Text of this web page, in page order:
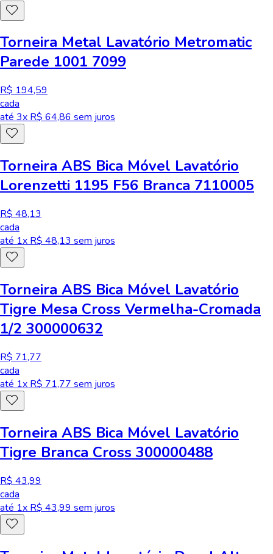
Torneira Metal Lavatório Metromatic
Parede 1001 7099
R$ 194,59
cada
até 3x R$ 64,86 sem juros
Torneira ABS Bica Móvel Lavatório
Lorenzetti 1195 F56 Branca 7110005
R$ 48,13
cada
até 1x R$ 48,13 sem juros
Torneira ABS Bica Móvel Lavatório
Tigre Mesa Cross Vermelha-Cromada
1/2 300000632
R$ 71,77
cada
até 1x R$ 71,77 sem juros
Torneira ABS Bica Móvel Lavatório
Tigre Branca Cross 300000488
R$ 43,99
cada
até 1x R$ 43,99 sem juros